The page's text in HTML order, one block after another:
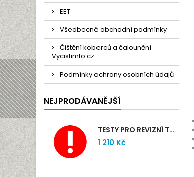
EET
Všeobecné obchodní podmínky
Čištění koberců a čalounění
Vycistimto.cz
Podmínky ochrany osobních údajů
NEJPRODÁVANĚJŠÍ
TESTY PRO REVIZNÍ TECHNIKY TIČR 2026
1 210 Kč